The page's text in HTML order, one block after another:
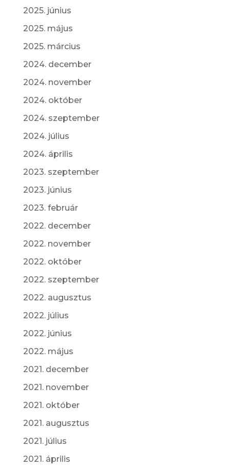
2025. június
2025. május
2025. március
2024. december
2024. november
2024. október
2024. szeptember
2024. július
2024. április
2023. szeptember
2023. június
2023. február
2022. december
2022. november
2022. október
2022. szeptember
2022. augusztus
2022. július
2022. június
2022. május
2021. december
2021. november
2021. október
2021. augusztus
2021. július
2021. április